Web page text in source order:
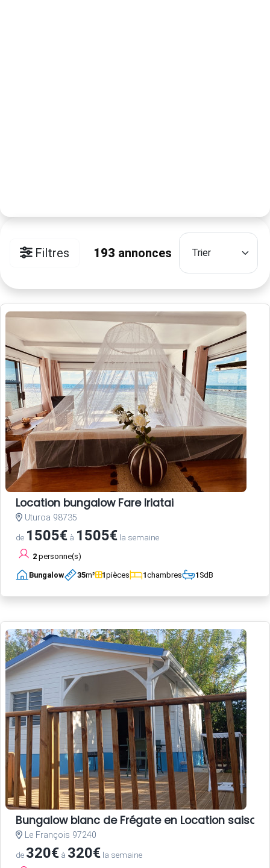
Filtres 193 annonces
Location bungalow Fare Iriatai
Uturoa 98735
de 1505€ à 1505€ la semaine
2 personne(s)
Bungalow 35m² 1pièces 1chambres 1SdB
Bungalow blanc de Frégate en Location
Le François 97240
de 320€ à 320€ la semaine